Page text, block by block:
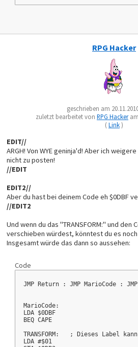
RPG Hacker
geschrieben am
zuletzt bearbeitet von RPG Hackeram
(Link)
EDIT//
ARGH! Von WYE geninja'd! Aber ich
nicht zu posten!
//EDIT
EDIT2//
Aber du hast bei deinem Code eh $0DBF
//EDIT2
Und wenn du das "TRANSFORM:" und den
verschieben würdest, könntest du es
Insgesamt würde das dann so aussehen:
Code
JMP Return : JMP MarioCode :
MarioCode:
LDA $0DBF
BEQ CAPE
TRANSFORM:   ; Dieses Label
LDA #$01